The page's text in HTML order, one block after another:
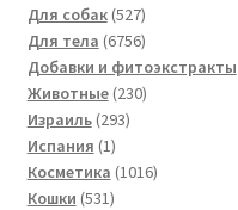
Для собак 527527
товаров
Для тела 67566756
товаров
Добавки и фитоэкстракты
Животные 230230
Израиль 293293
Испания 11
товар
Косметика 10161016
Кошки 531531